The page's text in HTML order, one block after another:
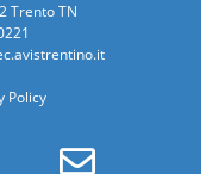
Trento TN
Policy